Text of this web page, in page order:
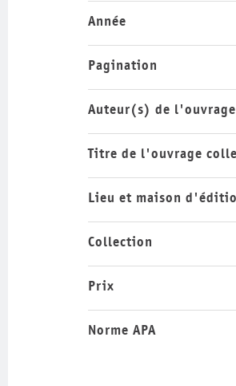
Année
Pagination
Auteur(s) de
Titre de l'ouvrage
Lieu et maison
Collection
Prix
Norme APA